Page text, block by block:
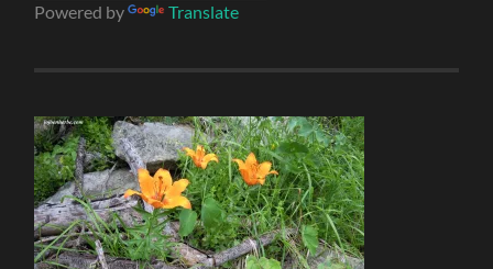
Powered by Translate